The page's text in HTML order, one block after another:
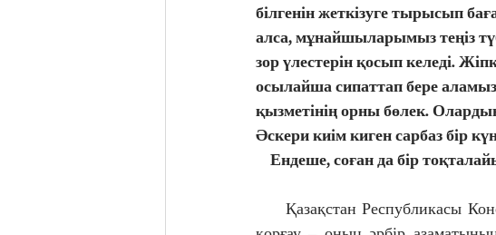
білгенін жеткізуге тырысып
алса, мұнайшыларымыз теңіз
зор үлестерін қосып келеді.
осылайша сипаттап бере
қызметінің орны бөлек.
Әскери киім киген сарбаз бір
Ендеше, соған да бір